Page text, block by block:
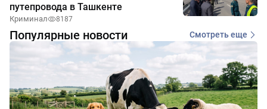
путепровода в Ташкенте
Криминал 8187
Популярные новости Смотреть еще